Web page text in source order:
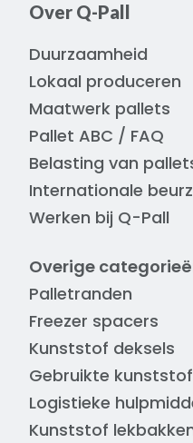
Over Q-Pall
Duurzaamheid
Lokaal produceren
Maatwerk pallets
Pallet ABC / FAQ
Belasting van
Internationale
Werken bij Q-Pall
Overige
Palletranden
Freezer spacers
Kunststof deksels
Gebruikte
Logistieke
Kunststof